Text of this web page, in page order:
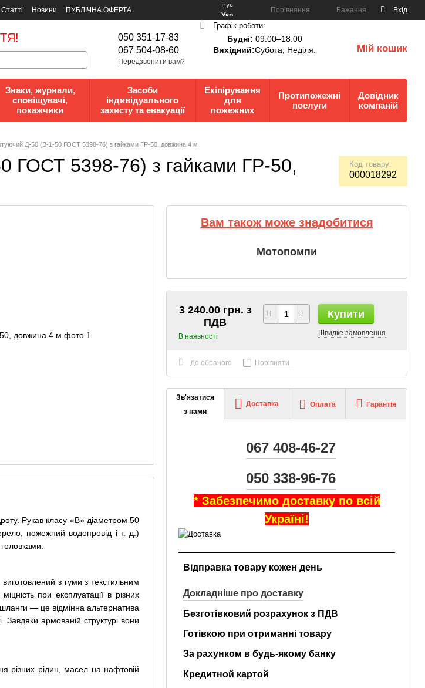
Статті Новини
ПУБЛІЧНА ОФЕРТА
Рус
Укр
Порівняння Бажання Вхід
050 351-17-83
067 504-08-60
Передзвонити вам?
Графік роботи:
Будні: 09:00–18:00
Вихідний:Субота, Неділя. Мій кошик
Знаки, журнали,
сповіщувачі,
покажчики
Засоби
індивідуального
захисту та евакуації
Екіпірування
для
пожежних
Протипожежні
послуги
Довідник
компаній
Д-50 (В-1-50 ГОСТ 5398-76) з гайками ГР-50, довжина 4 м
ГОСТ 5398-76) з гайками ГР-50,
Код товару:
000018292
Рукав класу «В» діаметром 50
пожежний водопровід і т. д.)
з гуми з текстильним
при експлуатації в різних
— це відмінна альтернатива
армованій структурі вони
різних рідин, масел на нафтовій
Вам також може знадобитися
Мотопомпи
3 240.00 грн. з
ПДВ
В наявності
Купити
Швидке замовлення
До обраного Порівняти
Зв'язатися
з нами
Доставка Оплата Гарантія
067 408-46-27
050 338-96-76
* Забезпечимо доставку по всій
Україні!
Відправка товару кожен день
Докладніше про доставку
Безготівковий розрахунок з ПДВ
Готівкою при отриманні товару
За рахунком в будь-якому банку
Кредитной картой